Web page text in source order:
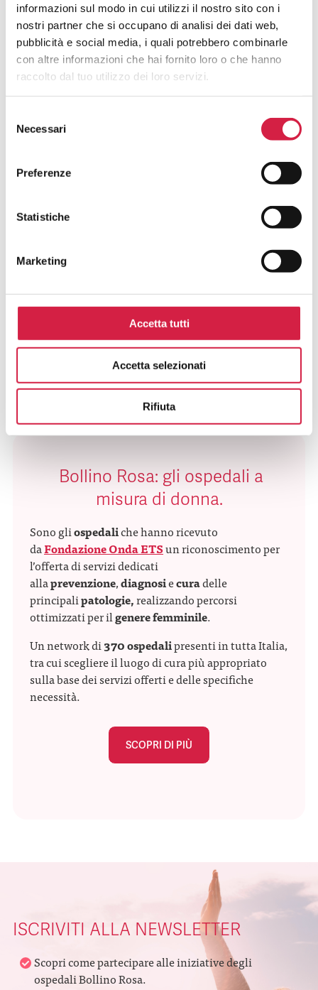
informazioni sul modo in cui utilizzi il nostro sito con i
nostri partner che si occupano di analisi dei dati web,
pubblicità e social media, i quali potrebbero combinarle
con altre informazioni che hai fornito loro o che hanno
raccolto dal tuo utilizzo dei loro servizi.
delNecessari
Preferenze
Statistiche
Marketing
Accetta tutti
Accetta selezionati
Rifiuta
UROLOGIA
CONTRO
VIOLENZA
Bollino Rosa: gli ospedali a
misura di donna.
Sono gliospedaliche hanno ricevuto
daFondazione Onda ETSun riconoscimento per
l’offerta di servizi dedicati
allaprevenzione,diagnosiecuradelle
principalipatologie,realizzando percorsi
ottimizzati per ilgenere femminile.
Un network di370 ospedalipresenti in tutta Italia,
tra cui scegliere il luogo di cura più appropriato
sulla base dei servizi offerti e delle specifiche
necessità.
SCOPRI DI PIÙ
ISCRIVITI ALLA NEWSLETTER
Scopri come partecipare alle iniziative degli
ospedali Bollino Rosa.